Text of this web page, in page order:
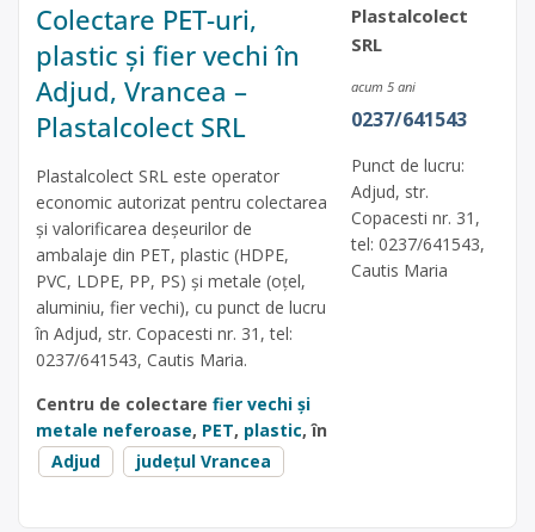
Colectare PET-uri,
plastic și fier vechi în
Adjud, Vrancea –
Plastalcolect SRL
Plastalcolect SRL este operator
economic autorizat pentru colectarea
și valorificarea deșeurilor de
ambalaje din PET, plastic (HDPE,
PVC, LDPE, PP, PS) și metale (oțel,
aluminiu, fier vechi), cu punct de lucru
în Adjud, str. Copacesti nr. 31, tel:
0237/641543, Cautis Maria.
Centru de colectare fier vechi și
metale neferoase, PET, plastic, în
Adjud
județul Vrancea
Plastalcolect
SRL
acum 5 ani
0237/641543
Punct de lucru:
Adjud, str.
Copacesti nr. 31,
tel: 0237/641543,
Cautis Maria